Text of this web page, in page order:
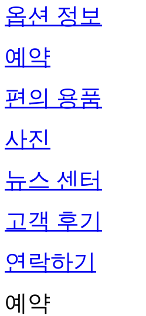
옵션 정보
예약
편의 용품
사진
뉴스 센터
고객 후기
연락하기
예약